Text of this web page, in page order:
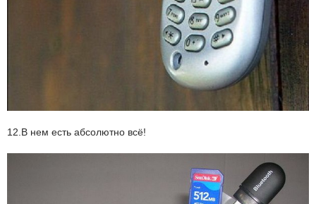
12.В нем есть абсолютно всё!